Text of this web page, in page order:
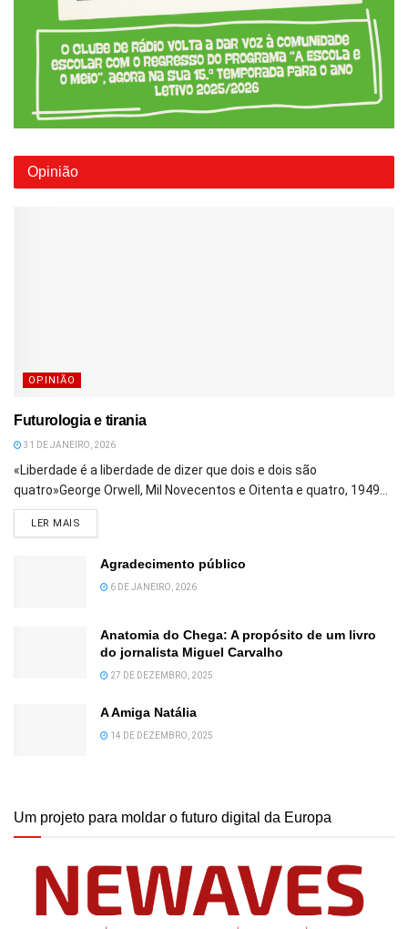
Opinião
OPINIÃO
Futurologia e tirania
31 DE JANEIRO, 2026
«Liberdade é a liberdade de dizer que dois e dois são
quatro»George Orwell, Mil Novecentos e Oitenta e quatro, 1949...
LER MAIS
Agradecimento público
6 DE JANEIRO, 2026
Anatomia do Chega: A propósito de um livro
do jornalista Miguel Carvalho
27 DE DEZEMBRO, 2025
A Amiga Natália
14 DE DEZEMBRO, 2025
Um projeto para moldar o futuro digital da Europa